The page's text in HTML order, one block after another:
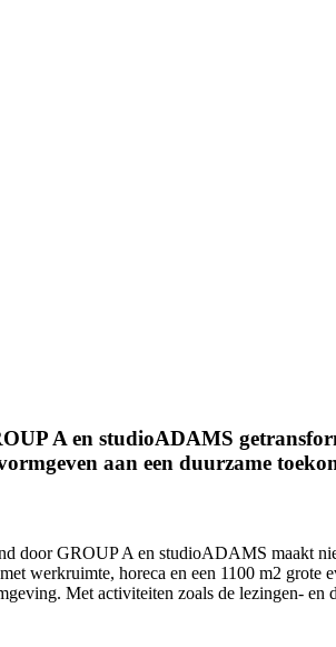
A en studioADAMS
aan een duurzame
door GROUP A en studioADAMS maakt
werkruimte, horeca en een 1100 m2 grote
Met activiteiten zoals de lezingen-